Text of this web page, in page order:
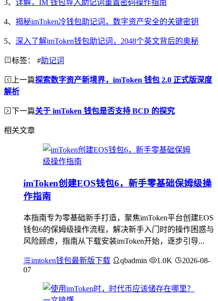
3、 详解，IM 钱包导入助记词重置密码操作指南
4、 揭秘imToken冷钱包助记词，数字资产安全的关键密钥
5、 深入了解imToken钱包助记词，2048个英文背后的奥秘
标签： #助记词
上一篇探索数字资产新境界，imToken 钱包 2.0 正式版深度
解析
下一篇关于 imToken 钱包是否支持 BCD 的探究
相关文章
imToken创建EOS钱包6，新手零基础保姆级操
作指南
本指南专为零基础新手打造，聚焦imToken平台创建EOS
钱包6的保姆级操作流程，解决新手入门时的操作困惑与
风险顾虑，指南从下载安装imToken开始，逐步引导...
imtoken钱包最新版下载 qbadmin 1.0K
2026-08-
07